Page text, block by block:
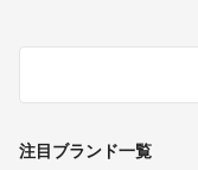
注目ブランド一覧